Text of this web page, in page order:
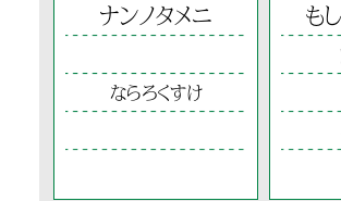
ナンノタメニ
ならろくすけ
も